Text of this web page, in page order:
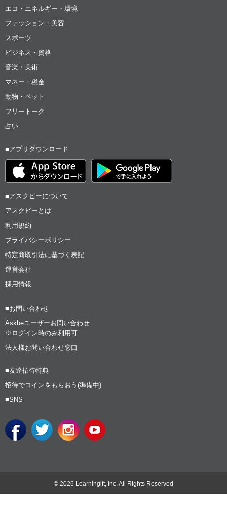
エコ・エネルギー・環境
ファッション・美容
スポーツ
ビジネス・資格
音楽・美術
マネー・税金
動物・ペット
フリートーク
占い
■アプリダウンロード
■アスクビーについて
アスクビーとは
利用規約
プライバシーポリシー
特定商取引法に基づく表記
運営会社
採用情報
■お問い合わせ
Askbeユーザーお問い合わせ
※ログイン時のみ利用可
法人様お問い合わせ窓口
■友達招待特典
招待でコインをもらおう(準備中)
■SNS
© 2026 Learningift, Inc. All Rights Reserved